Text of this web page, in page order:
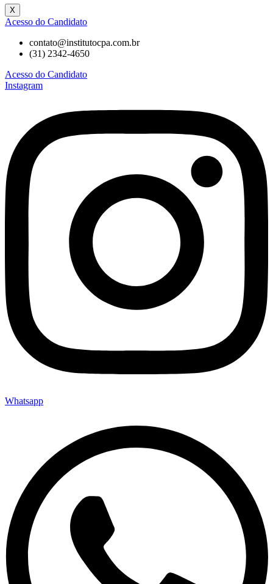
X
Acesso do Candidato
contato@institutocpa.com.br
(31) 2342-4650
Acesso do Candidato
Instagram
Whatsapp